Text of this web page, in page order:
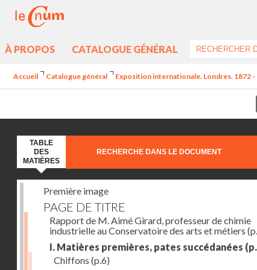
À PROPOS CATALOGUE GÉNÉRAL
Accueil Catalogue général Exposition internationale. Londres. 1872
TABLE
DES
MATIÈRES
RECHERCHE DANS LE DOCUMENT
Première image
PAGE DE TITRE
Rapport de M. Aimé Girard, professeur de chimie
industrielle au Conservatoire des arts et métiers
I. Matières premières, pates succédanées
Chiffons (p.6)